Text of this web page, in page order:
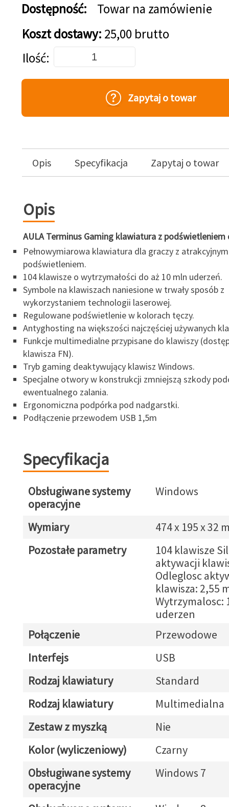
Dostępność:
Towar na zamówienie
Koszt dostawy: 25,00 brutto
Dodaj do koszyka
Ilość
Zapytaj o towar
Opis Specyfikacja Zapytaj o towar
Opis
AULA Terminus Gaming klawiatura z podświetleniem
Pełnowymiarowa klawiatura dla graczy z atrakcyjnym
podświetleniem.
104 klawisze o wytrzymałości do aż 10 mln uderzeń.
Symbole na klawiszach naniesione w trwały sposób z
wykorzystaniem technologii laserowej.
Regulowane podświetlenie w kolorach tęczy.
Antyghosting na większości najczęściej używanych
Funkcje multimedialne przypisane do klawiszy
klawisza FN).
Tryb gaming deaktywujący klawisz Windows.
Specjalne otwory w konstrukcji zmniejszą szkody
ewentualnego zalania.
Ergonomiczna podpórka pod nadgarstki.
Podłączenie przewodem USB 1,5m
Specyfikacja
Obsługiwane systemy
operacyjne
Windows
Wymiary
474 x 195 x 32
Pozostałe parametry
104 klawisze
aktywacji
Odleglosc
klawisza: 2,55
Wytrzymalosc:
uderzen
Połączenie
Przewodowe
Interfejs
USB
Rodzaj klawiatury
Standard
Rodzaj klawiatury
Multimedialna
Zestaw z myszką
Nie
Kolor (wyliczeniowy)
Czarny
Obsługiwane systemy
operacyjne
Windows 7